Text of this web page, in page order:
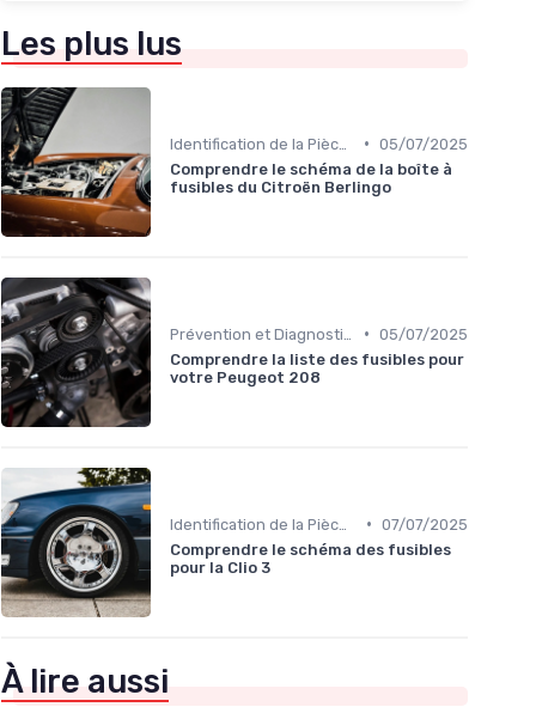
Les plus lus
• 05/07/2025
Comprendre le schéma de la boîte à
fusibles du Citroën Berlingo
• 05/07/2025
Comprendre la liste des fusibles pour
votre Peugeot 208
• 07/07/2025
Comprendre le schéma des fusibles
pour la Clio 3
À lire aussi